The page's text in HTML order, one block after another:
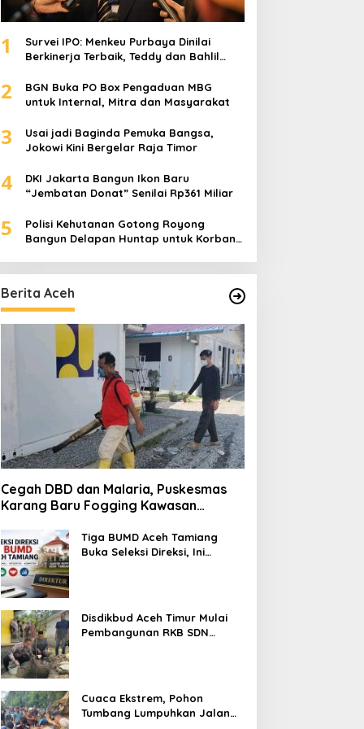
1
Survei IPO: Menkeu Purbaya Dinilai
Berkinerja Terbaik, Teddy dan Bahlil
2
BGN Buka PO Box Pengaduan MBG
untuk Internal, Mitra dan Masyarakat
3
Usai jadi Baginda Pemuka Bangsa,
Jokowi Kini Bergelar Raja Timor
4
DKI Jakarta Bangun Ikon Baru
“Jembatan Donat” Senilai Rp361 Miliar
5
Polisi Kehutanan Gotong Royong
Bangun Delapan Huntap untuk Korban
Berita Aceh
Cegah DBD dan Malaria, Puskesmas
Karang Baru Fogging Kawasan
Tiga BUMD Aceh Tamiang
Buka Seleksi Direksi, Ini
Disdikbud Aceh Timur Mulai
Pembangunan RKB SDN
Cuaca Ekstrem, Pohon
Tumbang Lumpuhkan Jalan